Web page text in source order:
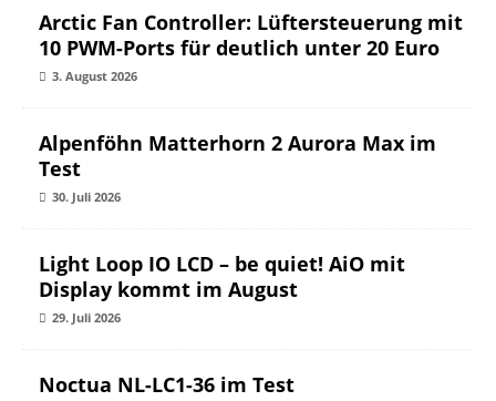
Arctic Fan Controller: Lüftersteuerung mit
10 PWM-Ports für deutlich unter 20 Euro
3. August 2026
Alpenföhn Matterhorn 2 Aurora Max im
Test
30. Juli 2026
Light Loop IO LCD – be quiet! AiO mit
Display kommt im August
29. Juli 2026
Noctua NL-LC1-36 im Test